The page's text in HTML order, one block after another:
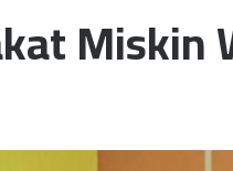
Miskin